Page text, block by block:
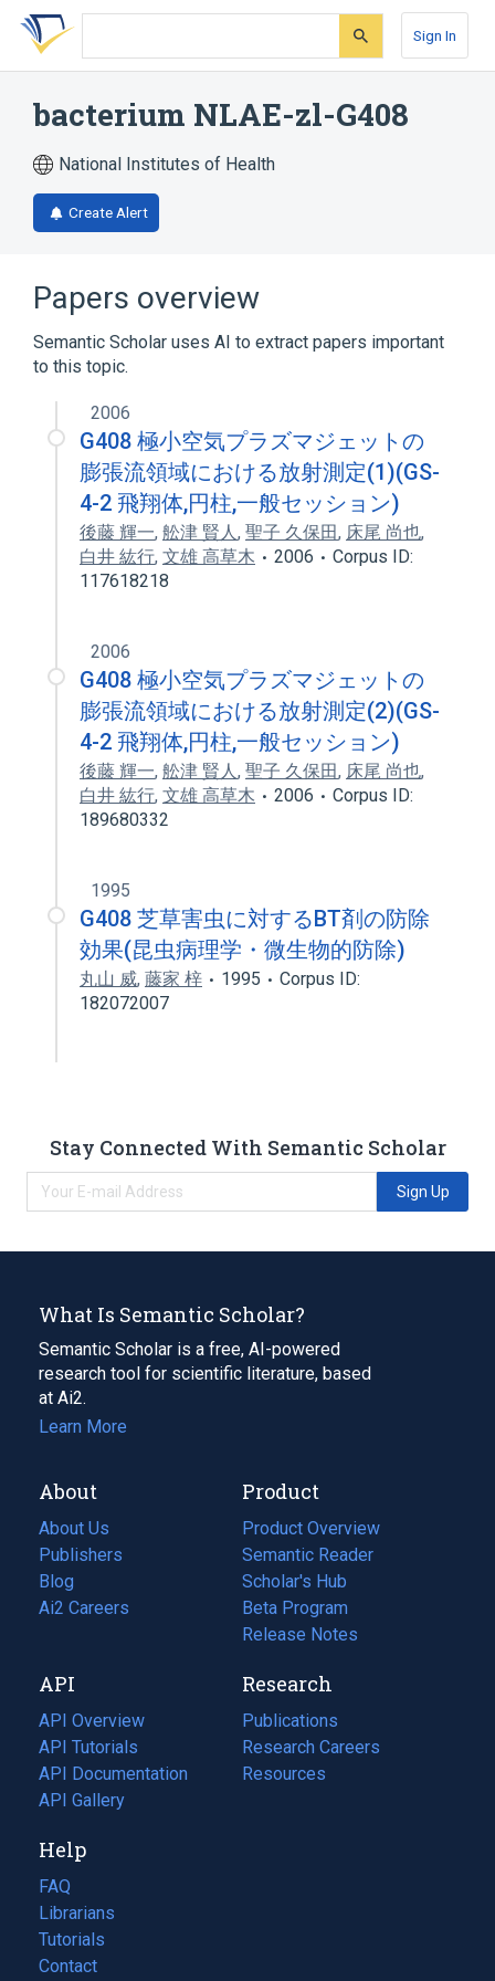
Skip
search
Skip
Skip
account
Sign In
bacterium NLAE-zl-G408
National Institutes of Health
Create Alert
Papers overview
Semantic Scholar uses AI to extract papers important
to this topic.
2006
G408 極小空気プラズマジェットの
膨張流領域における放射測定(1)(GS-
4-2 飛翔体,円柱,一般セッション)
後藤 輝一, 舩津 賢人, 聖子 久保田, 床尾 尚也,
白井 紘行, 文雄 高草木 2006
Corpus ID:
117618218
2006
G408 極小空気プラズマジェットの
膨張流領域における放射測定(2)(GS-
4-2 飛翔体,円柱,一般セッション)
後藤 輝一, 舩津 賢人, 聖子 久保田, 床尾 尚也,
白井 紘行, 文雄 高草木 2006
Corpus ID:
189680332
1995
G408 芝草害虫に対するBT剤の防除
効果(昆虫病理学・微生物的防除)
丸山 威, 藤家 梓 1995
Corpus ID:
182072007
Stay Connected With Semantic Scholar
Sign Up
What Is Semantic Scholar?
Semantic Scholar is a free, AI-powered
research tool for scientific literature, based
at Ai2.
Learn More
About
About Us
Publishers
Blog
(opens
in
tab)
Ai2 Careers
(opens
new
tab)
Product
Product Overview
Semantic Reader
Scholar's Hub
Beta Program
Release Notes
API
API Overview
API Tutorials
API Documentation
(opens
in
new
tab)
API Gallery
Research
Publications
(opens
in
a
Research Careers
(opens
in
Resources
(opens
Help
FAQ
Librarians
Tutorials
Contact